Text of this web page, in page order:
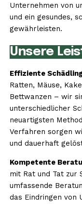
Unternehmen von
und ein gesundes,
gewährleisten.
Unsere
Effiziente
Ratten, Mäuse,
Bettwanzen – wir
unterschiedlicher
neuartigsten
Verfahren sorgen
und dauerhaft
Kompetente
mit Rat und Tat zur
umfassende
das Eindringen von